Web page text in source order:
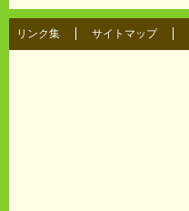
リンク集 サイトマップ